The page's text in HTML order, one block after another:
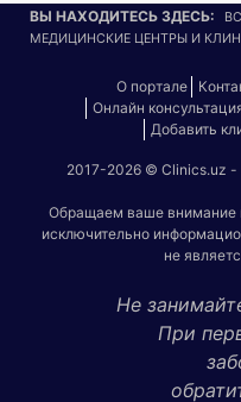
ВЫ НАХОДИТЕСЬ ЗДЕСЬ:
МЕДИЦИНСКИЕ ЦЕНТРЫ И
О портале
Онлайн
Добавить
2017-2026 © Clinics.uz -
Обращаем ваше внимание
исключительно
не
Не
При